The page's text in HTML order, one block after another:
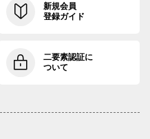
新規会員
登録ガイド
二要素認証に
ついて